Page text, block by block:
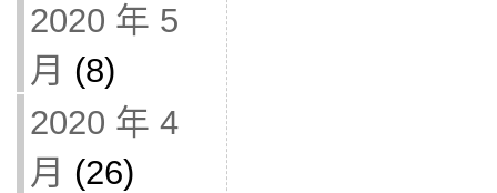
2020 年 5
月 (8)
2020 年 4
月 (26)